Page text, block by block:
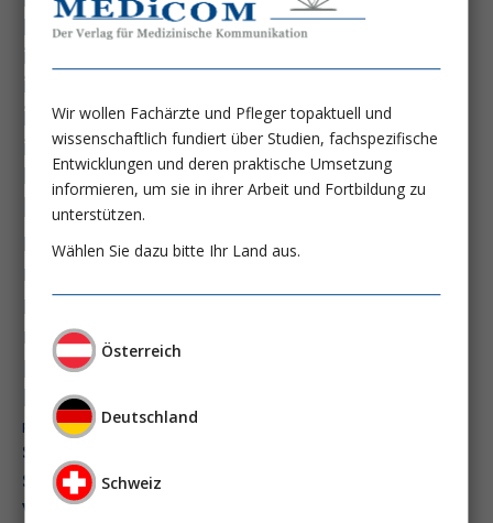
hämodynamische optimierung
immundysfunktion
immunosep-studie
intensiv-news intensivmedizin
intensivstation intensivversorgung
kdigo-leitlinien lebernekrose
leberzirrhose mangelernährung
masld metabolische lebererkrankung
multiples myelom
nephro-news nephrologie
niereninsuffizienz
peg-implantationstechniken
perioperative nierenschädigung
pisces-studie
präzisionstherapie
schluckstörung
septischer schock
vasopressortherapie
Wir wollen Fachärzte und Pfleger topaktuell und
wissenschaftlich fundiert über Studien, fachspezifische
Entwicklungen und deren praktische Umsetzung
informieren, um sie in ihrer Arbeit und Fortbildung zu
unterstützen.
Wählen Sie dazu bitte Ihr Land aus.
Österreich
Deutschland
Schweiz